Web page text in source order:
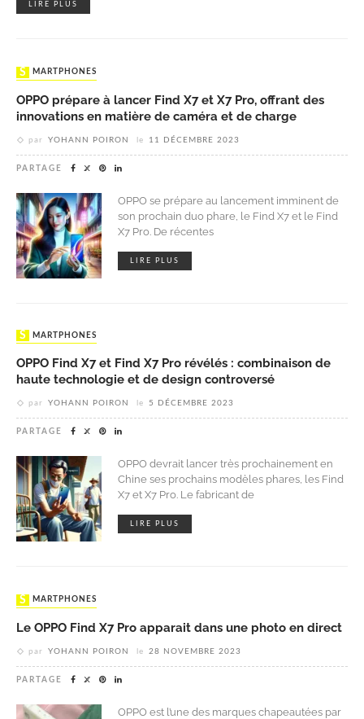
LIRE PLUS
SMARTPHONES
OPPO prépare à lancer Find X7 et X7 Pro, offrant des
innovations en matière de caméra et de charge
par YOHANN POIRON le 11 DÉCEMBRE 2023
PARTAGE
OPPO se prépare au lancement imminent de
son prochain duo phare, le Find X7 et le Find
X7 Pro. De récentes
LIRE PLUS
SMARTPHONES
OPPO Find X7 et Find X7 Pro révélés : combinaison de
haute technologie et de design controversé
par YOHANN POIRON le 5 DÉCEMBRE 2023
PARTAGE
OPPO devrait lancer très prochainement en
Chine ses prochains modèles phares, les Find
X7 et X7 Pro. Le fabricant de
LIRE PLUS
SMARTPHONES
Le OPPO Find X7 Pro apparait dans une photo en direct
par YOHANN POIRON le 28 NOVEMBRE 2023
PARTAGE
OPPO est l’une des marques chapeautées par